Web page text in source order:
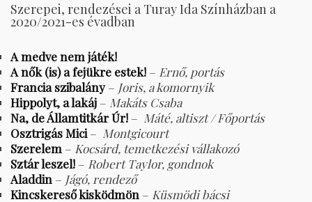
Szerepei, rendezései a Turay Ida Színházban a
2020/2021-es évadban
A medve nem játék!
A nők (is) a fejükre estek! – Ernő, portás
Francia szibalány – Joris, a komornyik
Hippolyt, a lakáj – Makáts Csaba
Na, de Államtitkár Úr! – Máté, altiszt / Főportás
Osztrigás Mici – Montgicourt
Szerelem – Kocsárd, temetkezési vállakozó
Sztár leszel! – Robert Taylor, gondnok
Aladdin – Jágó, rendező
Kincskereső kisködmön – Küsmödi bácsi